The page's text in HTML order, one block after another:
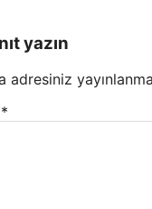
yazın
adresiniz
*